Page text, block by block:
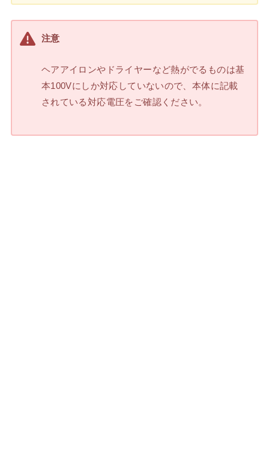
注意
ヘアアイロンやドライヤーなど熱がでるものは基
本100Vにしか対応していないので、本体に記載
されている対応電圧をご確認ください。